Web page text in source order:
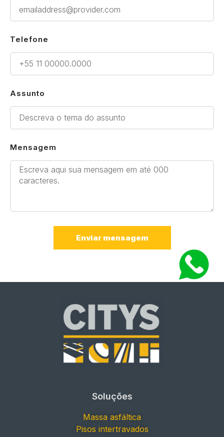
Telefone
Assunto
Mensagem
Enviar mensagem
Soluções
Massa asfáltica
Pisos intertravados